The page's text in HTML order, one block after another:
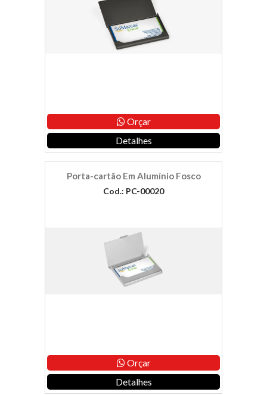
Orçar
Detalhes
Porta-cartão Em Alumínio Fosco
Cod.: PC-00020
Orçar
Detalhes